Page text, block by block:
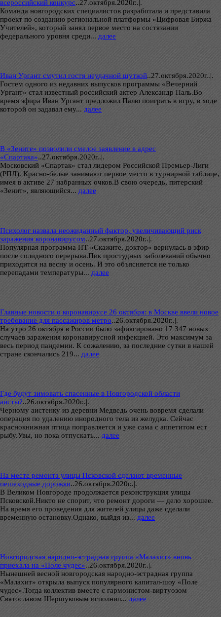
всероссийский конкурс..27.октября.2020г..|.
Команда новгородских специалистов разработала и представила
проект по созданию региональной платформы «Цифровая Биржа
Учителей», который занял первое место на состязании
федерального уровня среди... далее
Иван Ургант смутил гостя неудачной шуткой..27.октября.2020г..|.
Гостем одного из недавних выпусков программы «Вечерний
Ургант» стал известный российский актер Александр Паль.Во
время эфира Иван Ургант предложил Палю поиграть в игру, в ходе
которой он задавал ему... далее
В «Зените» позволили смелое заявление в адрес
«Спартака»..27.октября.2020г..|.
Московский «Спартак» стал лидером Российской Премьер-Лиги
(РПЛ). Красно-белые занимают первое место в турнирной таблице,
имея в активе 27 набранных очков.В свою очередь, питерский
«Зенит», являющийся... далее
Психолог назвала неожиданный фактор, увеличивающий риск
заражения коронавирусом..27.октября.2020г..|.
Популярная программа НТ «Скажите, доктор» вернулась в эфир
после солидного перерыва.Пик простудных заболеваний обычно
приходится на весну и осень. И это объясняется не только
перепадами температуры... далее
Главные новости о коронавирусе 26 октября: в Москве ввели новое
требование для пассажиров метро..26.октября.2020г..|.
На утро 26 октября в России было зафиксировано 17 347 новых
случаев заражения коронавирусной инфекцией. Это максимум за
весь период пандемии. К сожалению, за последние сутки в нашей
стране скончались 219... далее
Где будут зимовать спасенные в Новгородской области
аисты?..26.октября.2020г..|.
Черному аистенку из деревни Медведь очень вовремя сделали
операция по удалению инородного тела из желудка. Сейчас
краснокнижная птица поправляется и уже сама с аппетитом ест
рыбу.Увы, но пока отпускать... далее
На месте ремонта улицы Псковской сделают временные
пешеходные дорожки..26.октября.2020г..|.
В Великом Новгороде продолжается реконструкция улицы
Псковской.Никто не спорит, что ремонт дороги — дело хорошее.
На время его проведения для жителей улицы даже сделали
временную остановку.Однако, выйдя из... далее
Новгородская народно-эстрадная группа «Малахит» вновь
приехала на «Поле чудес»..26.октября.2020г..|.
Нынешней весной новгородская народно-эстрадная группа
«Малахит» открыла выпуск популярного капитал-шоу «Поле
чудес».Тогда коллектив вместе с гармонистом-виртуозом
Святославом Шершуковым исполнил... далее